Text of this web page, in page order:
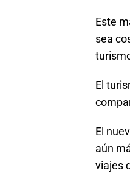
Este
sea
El
El
aún
viajes